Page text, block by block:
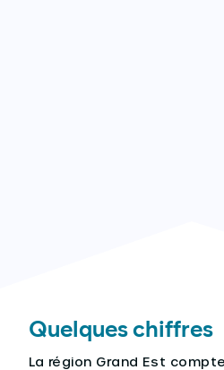
Quelques chiffres
La région Grand Est